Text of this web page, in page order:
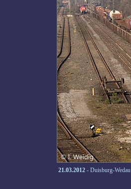
21.03.2012 - Duisburg-Wedau